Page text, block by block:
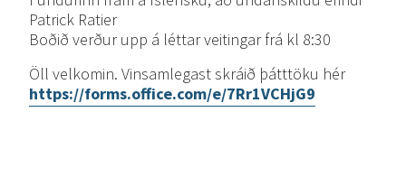
Patrick Ratier
Boðið verður upp á léttar veitingar frá kl 8:30
Öll velkomin. Vinsamlegast skráið þátttöku hér
https://forms.office.com/e/7Rr1VCHjG9